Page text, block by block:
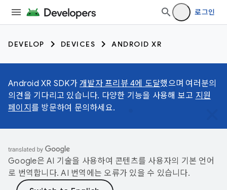
로그인
DEVELOP DEVICES ANDROID XR
Android XR SDK가 개발자 프리뷰 4에 도달했으며 여러분의
의견을 기다리고 있습니다. 다양한 기능을 사용해 보고 지원
페이지 를 방문하여 문의하세요.
Google은 AI 기술을 사용하여 콘텐츠를 사용자의 기본 언어
로 번역합니다. AI 번역에는 오류가 있을 수 있습니다.